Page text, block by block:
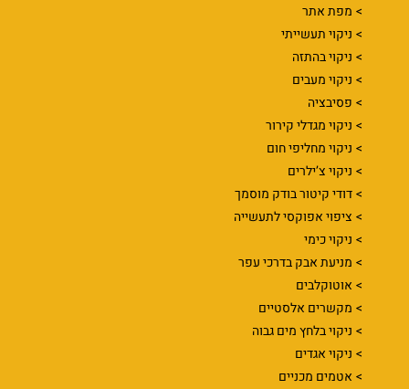
מפת אתר
ניקוי תעשייתי
ניקוי בהתזה
ניקוי מעבים
פסיבציה
ניקוי מגדלי קירור
ניקוי מחליפי חום
ניקוי צ’ילרים
דודי קיטור בודק מוסמך
ציפוי אפוקסי לתעשייה
ניקוי כימי
מניעת אבק בדרכי עפר
אוטוקלבים
מקשרים אלסטיים
ניקוי בלחץ מים גבוה
ניקוי אגדים
אטמים מכניים